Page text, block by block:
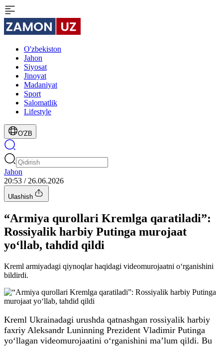
O'zbekiston
Jahon
Siyosat
Jinoyat
Madaniyat
Sport
Salomatlik
Lifestyle
O'ZB
Jahon
20:53 / 26.06.2026
Ulashish
“Armiya qurollari Kremlga qaratiladi”:
Rossiyalik harbiy Putinga murojaat
yo‘llab, tahdid qildi
Kreml armiyadagi qiynoqlar haqidagi videomurojaatni o‘rganishini
bildirdi.
Kreml Ukrainadagi urushda qatnashgan rossiyalik harbiy
faxriy Aleksandr Luninning Prezident Vladimir Putinga
yo‘llagan videomurojaatini o‘rganishini ma’lum qildi. Bu